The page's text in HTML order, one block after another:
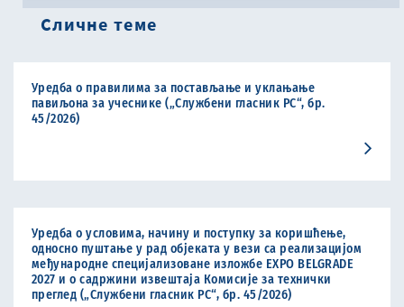
Сличне теме
Уредба о правилима за постављање и уклањање
павиљона за учеснике („Службени гласник РС“, бр.
45/2026)
Уредба о условима, начину и поступку за коришћење,
односно пуштање у рад објеката у вези са реализацијом
међународне специјализоване изложбе EXPO BELGRADE
2027 и о садржини извештаја Комисије за технички
преглед („Службени гласник РС“, бр. 45/2026)